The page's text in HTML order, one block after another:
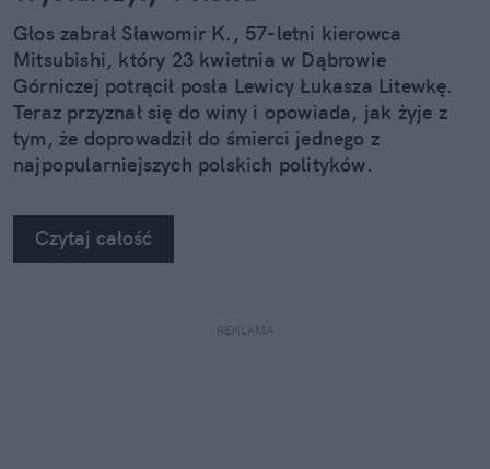
Głos zabrał Sławomir K., 57-letni kierowca
Mitsubishi, który 23 kwietnia w Dąbrowie
Górniczej potrącił posła Lewicy Łukasza Litewkę.
Teraz przyznał się do winy i opowiada, jak żyje z
tym, że doprowadził do śmierci jednego z
najpopularniejszych polskich polityków.
Czytaj całość
REKLAMA